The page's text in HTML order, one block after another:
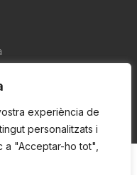
experiència de
personalitzats i
a "Acceptar-ho tot",
compra